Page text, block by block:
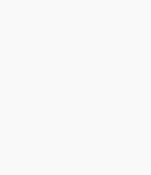
ich produktov
financovania, ktorá
EÚ, ako ja na trhoch